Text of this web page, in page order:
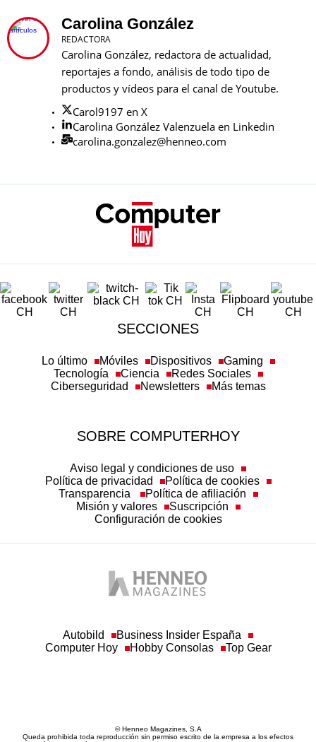
Carolina González
REDACTORA
Carolina González, redactora de actualidad,
reportajes a fondo, análisis de todo tipo de
productos y vídeos para el canal de Youtube.
Carol9197 en X
Carolina González Valenzuela en Linkedin
carolina.gonzalez@henneo.com
SECCIONES
Móviles Dispositivos
Aviso legal y condiciones de uso
Misión y valores
Suscripción
Configuración de cookies
Business Insider España
sus redactores o autores.